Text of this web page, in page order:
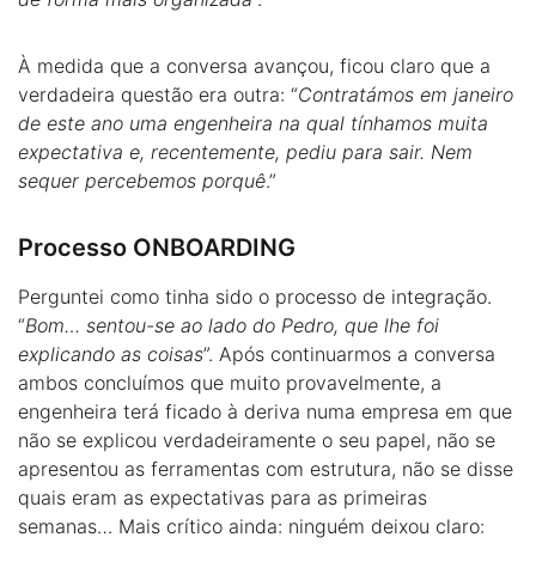
À medida que a conversa avançou, ficou claro que a
verdadeira questão era outra: “Contratámos em janeiro
de este ano uma engenheira na qual tínhamos muita
expectativa e, recentemente, pediu para sair. Nem
sequer percebemos porquê.”
Processo ONBOARDING
Perguntei como tinha sido o processo de integração.
“Bom… sentou-se ao lado do Pedro, que lhe foi
explicando as coisas”. Após continuarmos a conversa
ambos concluímos que muito provavelmente, a
engenheira terá ficado à deriva numa empresa em que
não se explicou verdadeiramente o seu papel, não se
apresentou as ferramentas com estrutura, não se disse
quais eram as expectativas para as primeiras
semanas… Mais crítico ainda: ninguém deixou claro: